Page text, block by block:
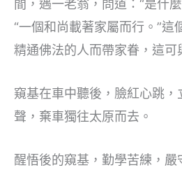
間，遇一老翁，問道：“是什
“一個和尚載著家屬而行。”這
精通佛法的人而帶家眷，這可
窺基在車中聽後，臉紅心跳
聲，棄車獨往太原而去。
醒悟後的窺基，勤學苦練，嚴